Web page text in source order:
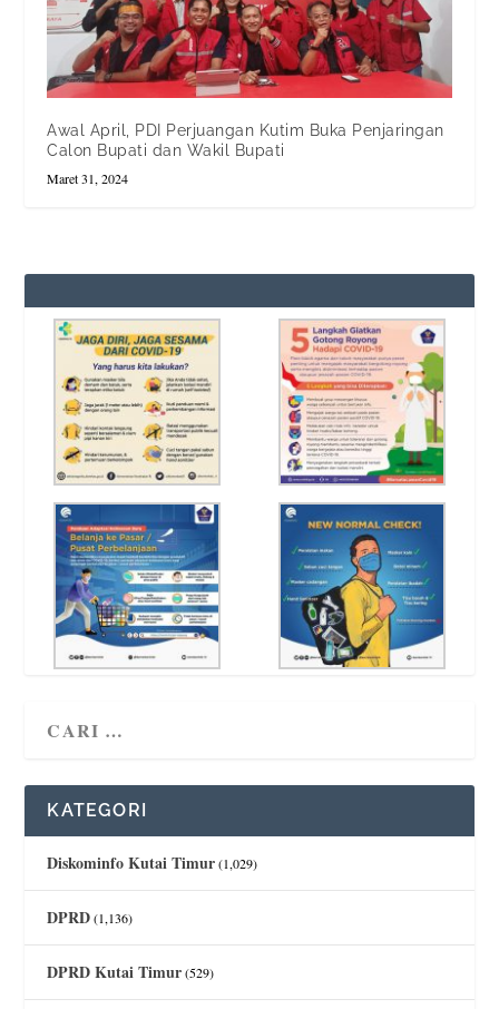
Awal April, PDI Perjuangan Kutim Buka Penjaringan
Calon Bupati dan Wakil Bupati
Maret 31, 2024
KATEGORI
Diskominfo Kutai Timur(1,029)
DPRD(1,136)
DPRD Kutai Timur(529)